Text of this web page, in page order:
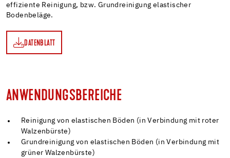
effiziente Reinigung, bzw. Grundreinigung elastischer
Bodenbeläge.
DATENBLATT
ANWENDUNGSBEREICHE
Reinigung von elastischen Böden (in Verbindung mit roter
Walzenbürste)
Grundreinigung von elastischen Böden (in Verbindung mit
grüner Walzenbürste)